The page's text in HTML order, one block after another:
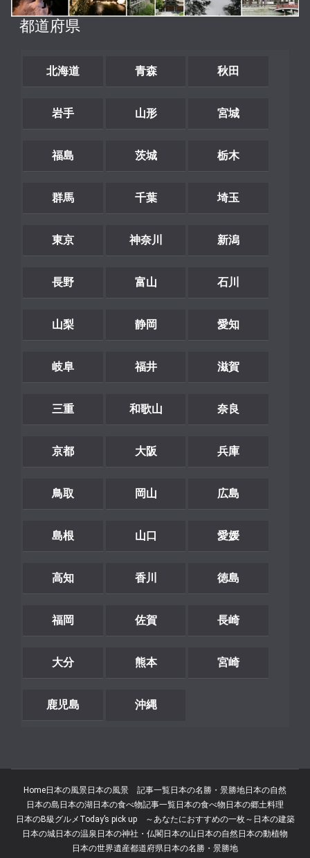
都道府県
北海道 青森 秋田
岩手 山形 宮城
福島 茨城 栃木
群馬 千葉 埼玉
東京 神奈川 新潟
長野 富山 石川
山梨 静岡 愛知
岐阜 福井 滋賀
三重 和歌山 奈良
京都 大阪 兵庫
鳥取 岡山 広島
島根 山口 愛媛
高知 香川 徳島
福岡 佐賀 長崎
大分 熊本 宮崎
鹿児島 沖縄
Home日本の風景日本の風景 記事一覧日本の名勝・景勝地日本の自然
日本の島 日本の湖 日本の食べ物記事一覧日本の食べ物 日本の郷土料理
日本のB級グルメ Today’s pick up ～あなたにおすすめの一枚～ 日本の建築
日本の城日本の温泉 日本の神社・仏閣 日本の山 日本の自然日本の動植物
日本の世界遺産都道府県日本の名勝・景勝地